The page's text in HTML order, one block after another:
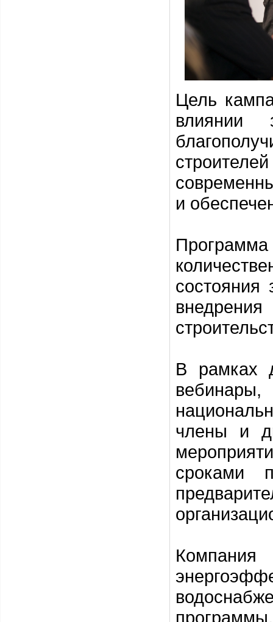
Цель
влиянии
и
состояния
В рамках
члены и
сроками